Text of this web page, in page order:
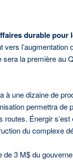
durable pour
l’augmentation
la première
à une dizaine de
permettra de
Énergir
du complexe
de 3 M$ du